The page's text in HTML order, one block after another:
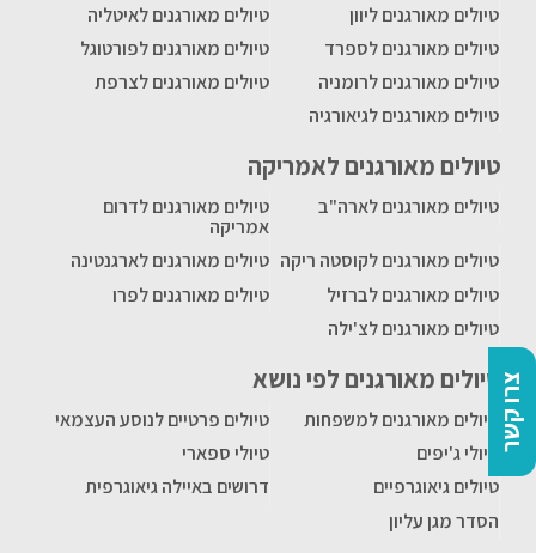
צרו קשר
טיולים מאורגנים ליוון
טיולים מאורגנים לאיטליה
טיולים מאורגנים לספרד
טיולים מאורגנים לפורטוגל
טיולים מאורגנים לרומניה
טיולים מאורגנים לצרפת
טיולים מאורגנים לגיאורגיה
טיולים מאורגנים לאמריקה
טיולים מאורגנים לארה"ב
טיולים מאורגנים לדרום
אמריקה
טיולים מאורגנים לקוסטה ריקה טיולים מאורגנים לארגנטינה
טיולים מאורגנים לברזיל
טיולים מאורגנים לפרו
טיולים מאורגנים לצ'ילה
טיולים מאורגנים לפי נושא
טיולים מאורגנים למשפחות
טיולים פרטיים לנוסע העצמאי
טיולי ג'יפים
טיולי ספארי
טיולים גיאוגרפיים
דרושים באיילה גיאוגרפית
הסדר מגן עליון